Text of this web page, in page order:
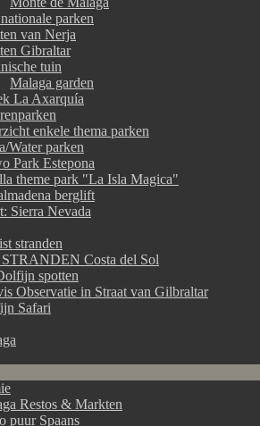
parken
van Nerja
Gibraltar
tuin
Malaga garden
La Axarquía
enkele thema parken
Water parken
Park Estepona
theme park "La Isla Magica"
berglift
Sierra Nevada
stranden
Costa del Sol
spotten
Observatie in Straat van Gilbraltar
Safari
Restos & Markten
puur Spaans